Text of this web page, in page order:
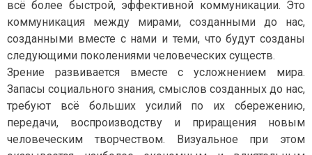
всё более быстрой, эффективной коммуникации. Это
коммуникация между мирами, созданными до нас,
созданными вместе с нами и теми, что будут созданы
следующими поколениями человеческих существ.
Зрение развивается вместе с усложнением мира.
Запасы социального знания, смыслов созданных до нас,
требуют всё больших усилий по их сбережению,
передачи, воспроизводству и приращения новым
человеческим творчеством. Визуальное при этом